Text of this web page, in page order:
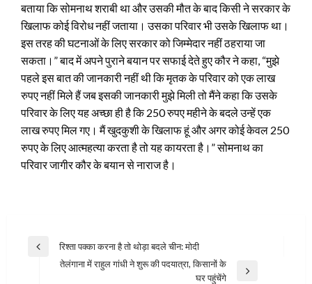
बताया कि सोमनाथ शराबी था और उसकी मौत के बाद किसी ने सरकार के
खिलाफ कोई विरोध नहीं जताया। उसका परिवार भी उसके खिलाफ था।
इस तरह की घटनाओं के लिए सरकार को जिम्मेदार नहीं ठहराया जा
सकता।” बाद में अपने पुराने बयान पर सफाई देते हुए कौर ने कहा, “मुझे
पहले इस बात की जानकारी नहीं थी कि मृतक के परिवार को एक लाख
रुपए नहीं मिले हैं जब इसकी जानकारी मुझे मिली तो मैंने कहा कि उसके
परिवार के लिए यह अच्छा ही है कि 250 रुपए महीने के बदले उन्हें एक
लाख रुपए मिल गए। मैं खुदकुशी के खिलाफ हूं और अगर कोई केवल 250
रुपए के लिए आत्महत्या करता है तो यह कायरता है।” सोमनाथ का
परिवार जागीर कौर के बयान से नाराज है।
Post
navigation
Previous
रिश्‍ता पक्‍का करना है तो थोड़ा बदले चीन: मोदी
तेलंगाना में राहुल गांधी ने शुरू की पदयात्रा, किसानों के
घर पहुंचेंगे